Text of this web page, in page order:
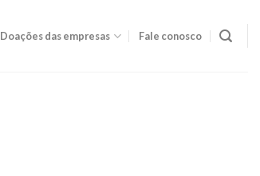
Doações das empresas Fale conosco